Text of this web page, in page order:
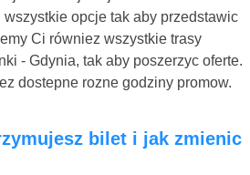
opcje tak aby przedstawic
Ci równiez wszystkie trasy
- Gdynia, tak aby poszerzyc oferte.
dostepne rozne godziny promow.